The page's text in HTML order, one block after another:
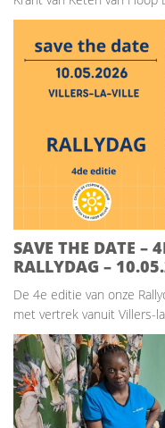
SAVE THE DATE –
RALLYDAG –
De 4e editie van onze
met vertrek vanuit Villers-